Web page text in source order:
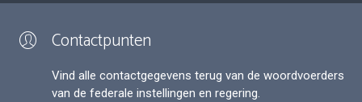
Contactpunten
Vind alle contactgegevens terug van de woordvoerders
van de federale instellingen en regering.